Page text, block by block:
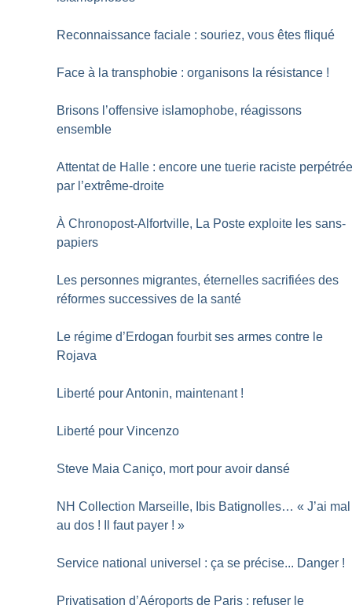
Reconnaissance faciale : souriez, vous êtes fliqué
Face à la transphobie : organisons la résistance !
Brisons l’offensive islamophobe, réagissons
ensemble
Attentat de Halle : encore une tuerie raciste
par l’extrême-droite
À Chronopost-Alfortville, La Poste exploite les sans-
papiers
Les personnes migrantes, éternelles sacrifiées des
réformes successives de la santé
Le régime d’Erdogan fourbit ses armes contre le
Rojava
Liberté pour Antonin, maintenant !
Liberté pour Vincenzo
Steve Maia Caniço, mort pour avoir dansé
NH Collection Marseille, Ibis Batignolles… « J’ai mal
au dos ! Il faut payer ! »
Service national universel : ça se précise... Danger !
Privatisation d’Aéroports de Paris : refuser le